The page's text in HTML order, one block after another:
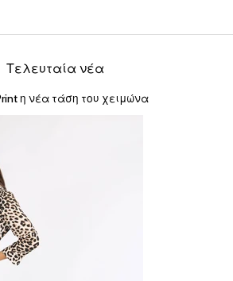
Τελευταία νέα
η νέα τάση του χειμώνα